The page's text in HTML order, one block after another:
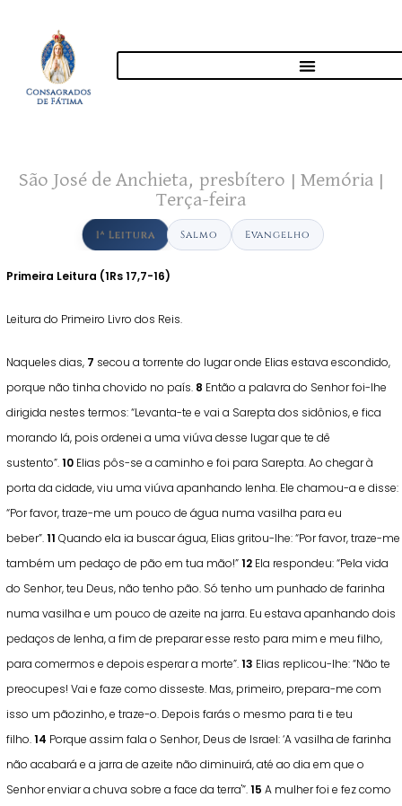
São José de Anchieta, presbítero | Memória |
Terça-feira
1ª Leitura Salmo Evangelho
Primeira Leitura (1Rs 17,7-16)
Leitura do Primeiro Livro dos Reis.
Naqueles dias, 7 secou a torrente do lugar onde Elias estava escondido,
porque não tinha chovido no país. 8 Então a palavra do Senhor foi-lhe
dirigida nestes termos: “Levanta-te e vai a Sarepta dos sidônios, e fica
morando lá, pois ordenei a uma viúva desse lugar que te dê
sustento”.10 Elias pôs-se a caminho e foi para Sarepta. Ao chegar à
porta da cidade, viu uma viúva apanhando lenha. Ele chamou-a e disse:
“Por favor, traze-me um pouco de água numa vasilha para eu
beber”.11 Quando ela ia buscar água, Elias gritou-lhe: “Por favor, traze-me
também um pedaço de pão em tua mão!”12 Ela respondeu: “Pela vida
do Senhor, teu Deus, não tenho pão. Só tenho um punhado de farinha
numa vasilha e um pouco de azeite na jarra. Eu estava apanhando dois
pedaços de lenha, a fim de preparar esse resto para mim e meu filho,
para comermos e depois esperar a morte”.13 Elias replicou-lhe: “Não te
preocupes! Vai e faze como disseste. Mas, primeiro, prepara-me com
isso um pãozinho, e traze-o. Depois farás o mesmo para ti e teu
filho.14 Porque assim fala o Senhor, Deus de Israel: ‘A vasilha de farinha
não acabará e a jarra de azeite não diminuirá, até ao dia em que o
Senhor enviar a chuva sobre a face da terra'”.15 A mulher foi e fez como